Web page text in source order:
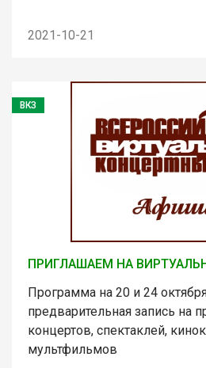
2021-10-21
ВКЗ
ПРИГЛАШАЕМ НА
Программа на 20 и 24
предварительная запись на
концертов, спектаклей,
мультфильмов